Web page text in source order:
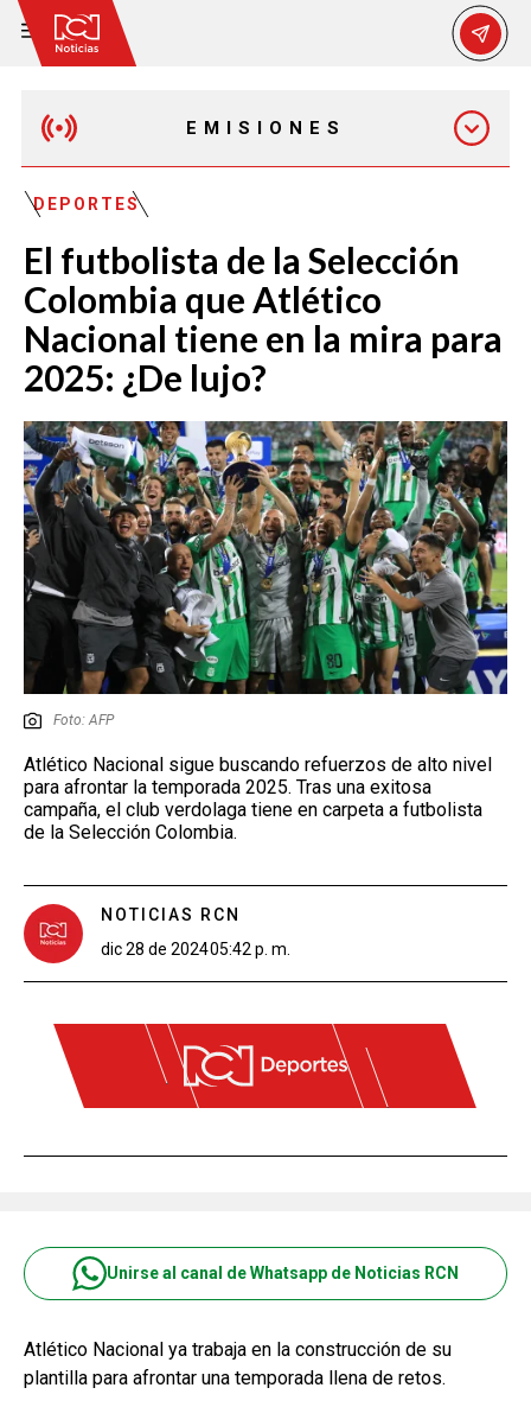
EMISIONES
EMISIÓN 12:30 PM
EMISIÓN 7:00 PM
EMISIÓN 11:30 PM
DEPORTES
El futbolista de la Selección
Colombia que Atlético
Nacional tiene en la mira para
2025: ¿De lujo?
Foto: AFP
Atlético Nacional sigue buscando refuerzos de alto nivel
para afrontar la temporada 2025. Tras una exitosa
campaña, el club verdolaga tiene en carpeta a futbolista
de la Selección Colombia.
NOTICIAS RCN
dic 28 de 202405:42 p. m.
Unirse al canal de Whatsapp de Noticias RCN
Atlético Nacional ya trabaja en la construcción de su
plantilla para afrontar una temporada llena de retos.